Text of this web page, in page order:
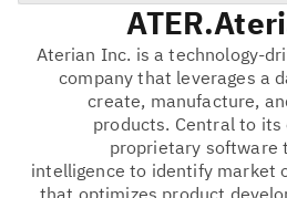
ATER
Aterian Inc. is a technology-
company that leverages a
create, manufacture,
products. Central to
proprietary software
intelligence to identify market